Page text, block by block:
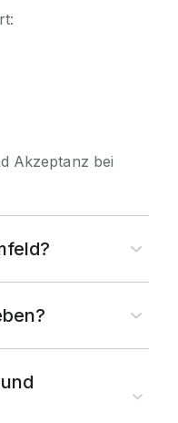
Akzeptanz bei